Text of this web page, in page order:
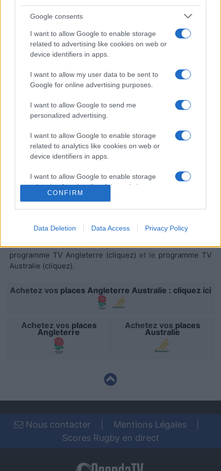
Google consents
I want to allow Google to enable storage
related to advertising like cookies on web or
device identifiers in apps.
I want to allow my user data to be sent to
Google for online advertising purposes.
I want to allow Google to send me
personalized advertising.
I want to allow Google to enable storage
related to analytics like cookies on web or
device identifiers in apps.
I want to allow Google to enable storage
related to functionality of the website or app.
I want to allow Google to enable storage
related to security, including authentication
functionality and fraud prevention, and other
user protection.
CONFIRM
Data Deletion Data Access Privacy Policy
Angleterre Australie
diffusion TV Angleterre Australie
la rencontre est diffusée . Ce match de la 4e journée de
Nations Championshipverra s'affronter
, et aura lieu Vendredi 06 Novembre à 21h00.
Pour vous procurer des places Angleterre Australie
rendez-vous chez notre partenaire
cliquez ici
Pour suivre l' actu Nations Championship
pas à vous rendre chez notre partenaire
RezoSport.com qui sélectionne l'actu rugby issue des
meilleurs médias, et propose également les
classements, calendriers et résultats.
Retrouvez sur AgendaTV-Rugby.com, tout le
TV Nations Championshipsur les différentes chaines, et
pour les supporters, retrouvez précisémment le
programme TV Angleterre (cliquez) et le programme TV
Australie (cliquez).
Achetez vos places Angleterre Australie : cliquez ici
Achetez vos places
Angleterre
Achetez vos places
Australie
Nous contacter Mentions Légales
Scores Rugby en direct